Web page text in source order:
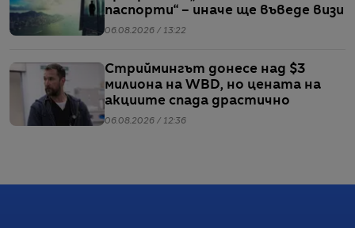
паспорти“ – иначе ще въведе визи
06.08.2026 / 13:22
Стриймингът донесе над $3
милиона на WBD, но цената на
акциите спада драстично
06.08.2026 / 12:36